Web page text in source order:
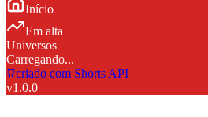
Início
Em alta
Universos
Carregando...
criado com Shorts API
v1.0.0